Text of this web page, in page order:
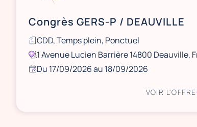
Congrès GERS-P / DEAUVILLE
CDD, Temps plein, Ponctuel
Du 17/09/2026 au 18/09/2026
VOIR L'OFFRE